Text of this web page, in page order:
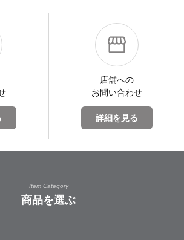
店舗への
お問い合わせ
詳細を見る
Item Category
商品を選ぶ